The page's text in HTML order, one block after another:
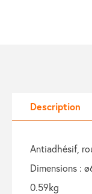
Description
antiadhésif,
dimensions :
0.59kg